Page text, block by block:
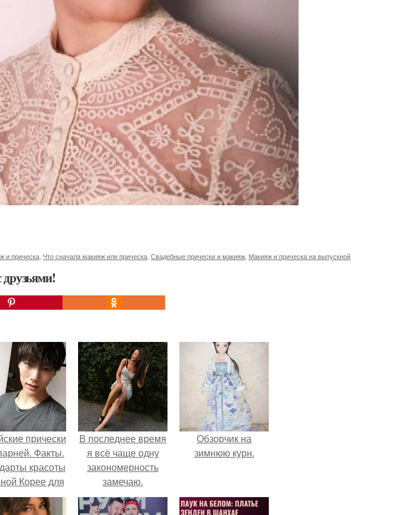
и прическа Что сначала макияж или прическа Свадебные прически и макияж Макияж и прическа на выпускной
друзьями!
прически
Факты.
красоты
Корее для
парней?
В последнее время
я всё чаще одну
закономерность
замечаю.
Обзорчик на
зимнюю курн.